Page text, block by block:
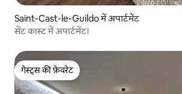
Saint-Cast-le-Guildo में अपार्टमेंट
सेंट कास्ट में अपार्टमेंट।
गेस्ट्स की फ़ेवरेट
गेस्ट्स की फ़ेवरेट